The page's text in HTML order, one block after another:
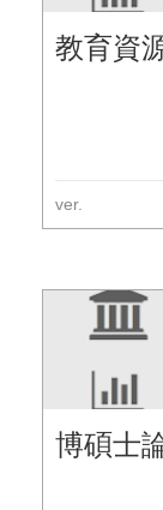
教育資
ver.
博碩士